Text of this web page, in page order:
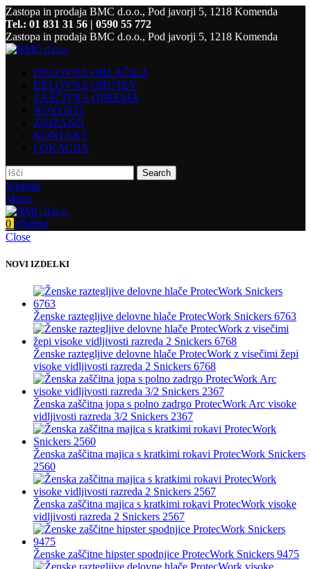
Zastopa in prodaja BMC d.o.o., Pod javorji 5, 1218 Komenda
Tel.: 01 831 31 56 | 0590 55 772
Zastopa in prodaja BMC d.o.o., Pod javorji 5, 1218 Komenda
DELOVNA OBLAČILA
DELOVNA OBUTEV
ZAŠČITNA OPREMA
NOVOSTI
ZNIŽANO
KONTAKT
LOKACIJA
Search
Wishlist
Menu
0 Wishlist
Close
NOVI IZDELKI
Ženske raztegljive delovne hlače ProtecWork Snickers 6763
Ženske raztegljive delovne hlače ProtecWork z visečimi žepi
visoke vidljivosti razreda 2 Snickers 6768
Ženska zaščitna jopa s polno zadrgo ProtecWork Arc visoke
vidljivosti razreda 3/2 Snickers 2367
Ženska zaščitna majica s kratkimi rokavi ProtecWork Snickers
2560
Ženska zaščitna majica s kratkimi rokavi ProtecWork visoke
vidljivosti razreda 2 Snickers 2567
Ženske zaščitne hipster spodnjice ProtecWork Snickers 9475